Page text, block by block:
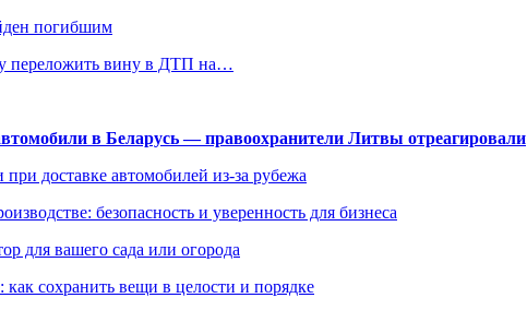
погибшим
переложить вину в ДТП на…
в Беларусь — правоохранители Литвы отреагировали
доставке автомобилей из-за рубежа
безопасность и уверенность для бизнеса
для вашего сада или огорода
сохранить вещи в целости и порядке